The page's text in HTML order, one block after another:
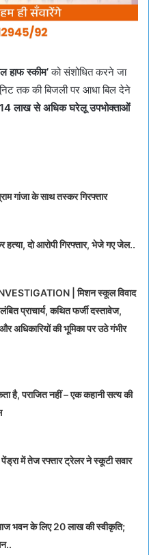
हाफ स्कीम’को संशोधित करने जा
तक की बिजली पर आधा बिल देने
14 लाख से अधिक घरेलू उपभोक्ताओं
गांजा के साथ तस्कर गिरफ्तार
दो आरोपी गिरफ्तार, भेजे गए जेल..
| मिशन स्कूल विवाद
प्राचार्य, कथित फर्जी दस्तावेज,
अधिकारियों की भूमिका पर उठे गंभीर
है, पराजित नहीं – एक कहानी सत्य की
में तेज रफ्तार ट्रेलर ने स्कूटी सवार
भवन के लिए 20 लाख की स्वीकृति;